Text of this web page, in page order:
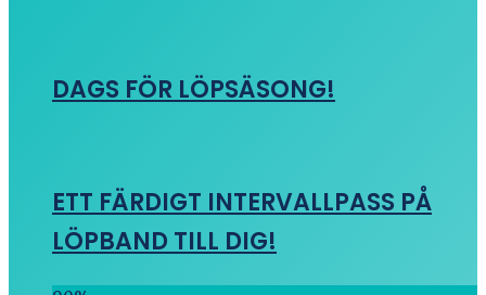
DAGS FÖR LÖPSÄSONG!
ETT FÄRDIGT INTERVALLPASS PÅ
LÖPBAND TILL DIG!